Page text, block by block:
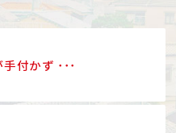
付かず ･･･